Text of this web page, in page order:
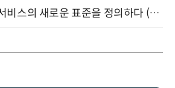
차세대 AICC, 고객 서비스의 새로운 표준을 정의하다 (9/9)